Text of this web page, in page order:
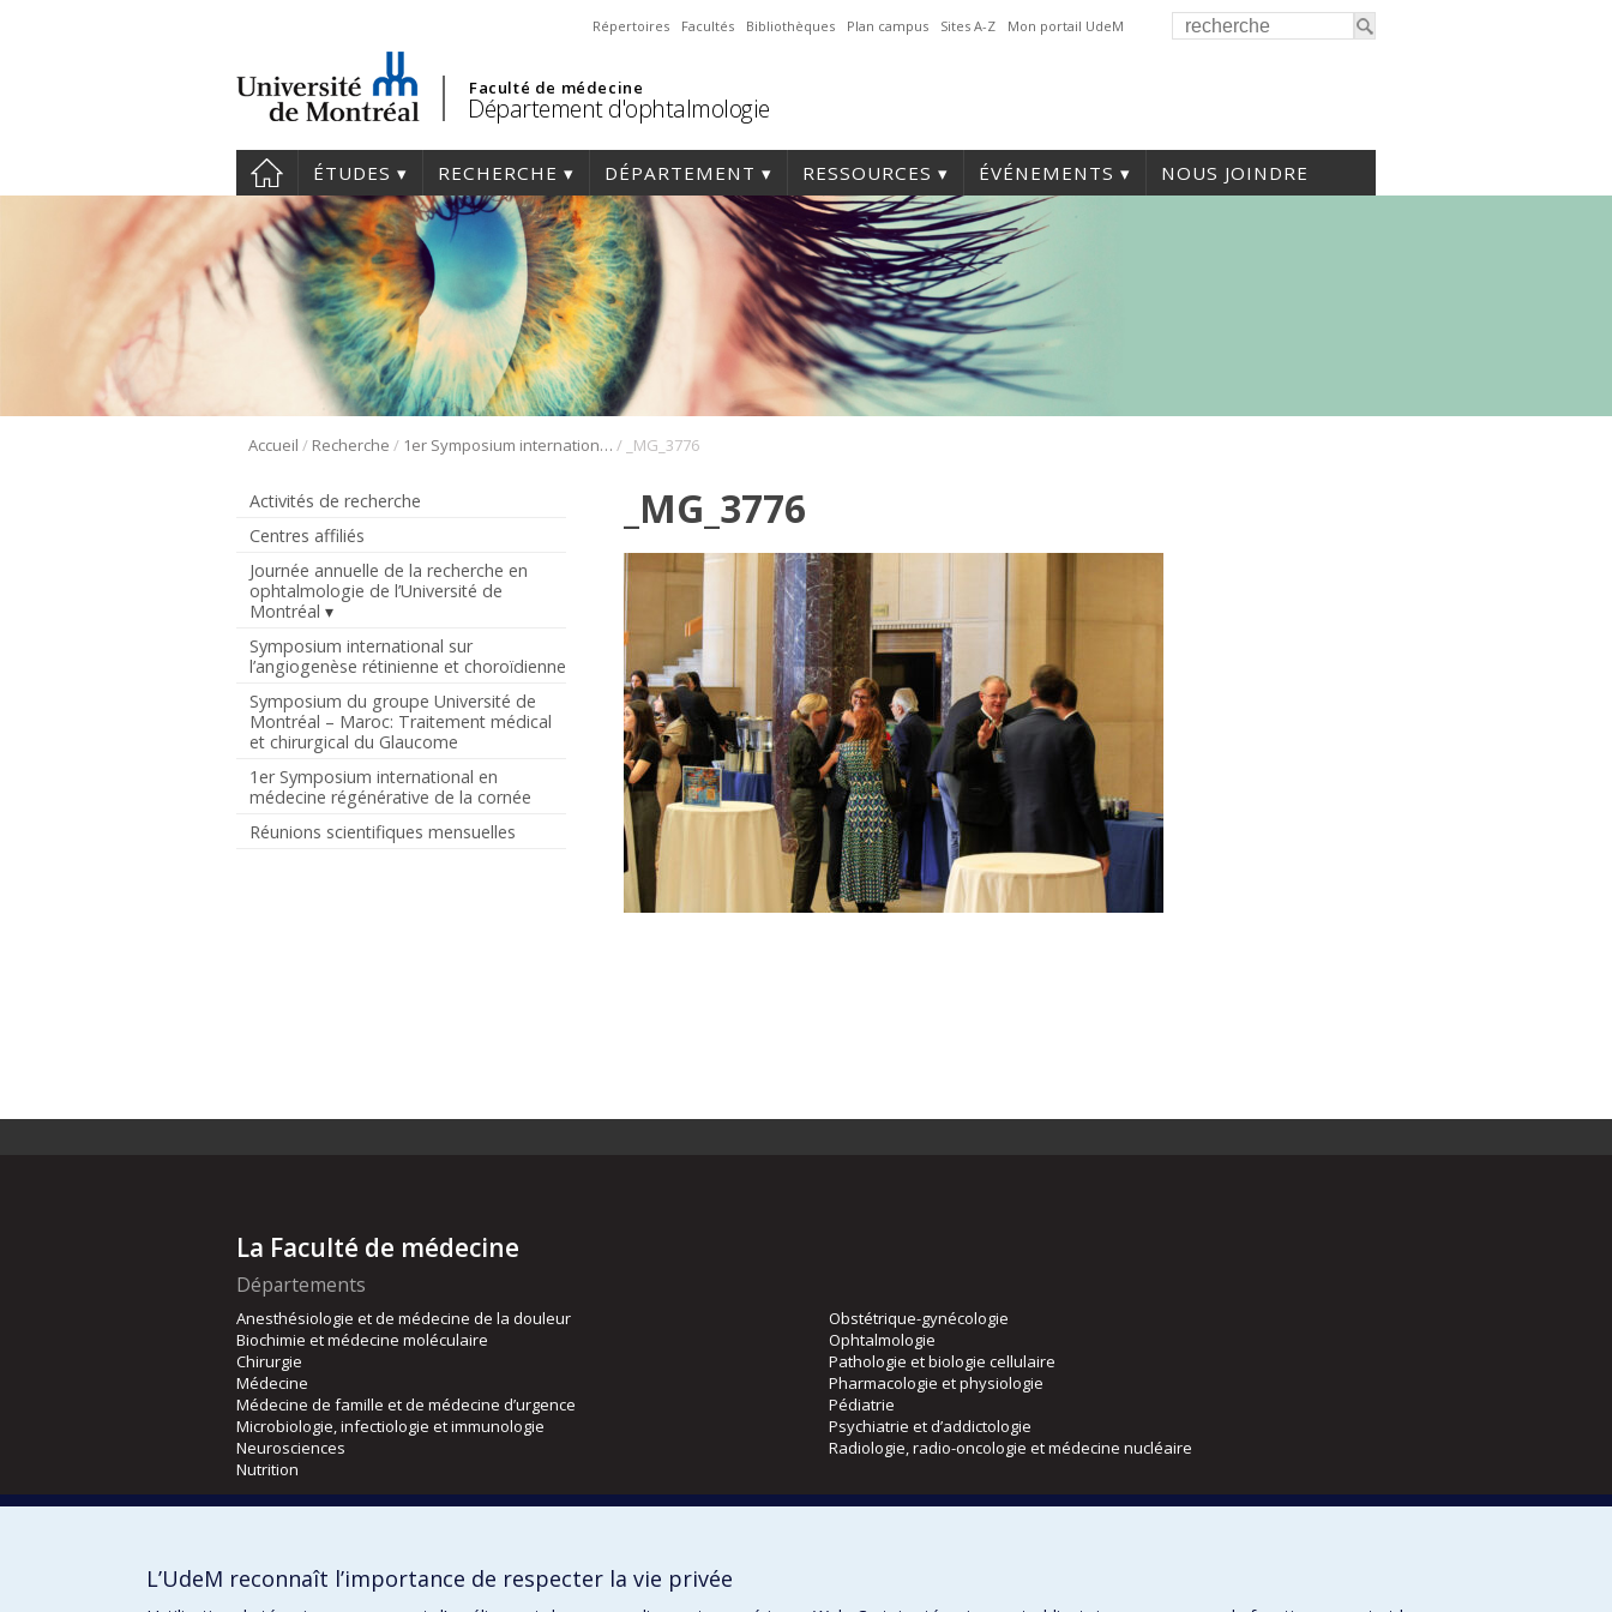
Répertoires Facultés Bibliothèques Plan campus Sites A-Z Mon portail UdeM
Faculté de médecine
Département d'ophtalmologie
ÉTUDES RECHERCHE DÉPARTEMENT RESSOURCES ÉVÉNEMENTS NOUS JOINDRE
Accueil / Recherche / 1er Symposium international en médecine régénérative de la cornée / _MG_3776
Activités de recherche
Centres affiliés
Journée annuelle de la recherche en
ophtalmologie de l’Université de
Montréal
Symposium international sur
l’angiogenèse rétinienne et choroïdienne
Symposium du groupe Université de
Montréal – Maroc: Traitement médical
et chirurgical du Glaucome
1er Symposium international en
médecine régénérative de la cornée
Réunions scientifiques mensuelles
_MG_3776
La Faculté de médecine
Départements
Anesthésiologie et de médecine de la douleur
Biochimie et médecine moléculaire
Chirurgie
Médecine
Médecine de famille et de médecine d’urgence
Microbiologie, infectiologie et immunologie
Neurosciences
Nutrition
Obstétrique-gynécologie
Ophtalmologie
Pathologie et biologie cellulaire
Pharmacologie et physiologie
Pédiatrie
Psychiatrie et d’addictologie
Radiologie, radio-oncologie et médecine nucléaire
Orthophonie et audiologie
L’UdeM reconnaît l’importance de respecter la vie privée